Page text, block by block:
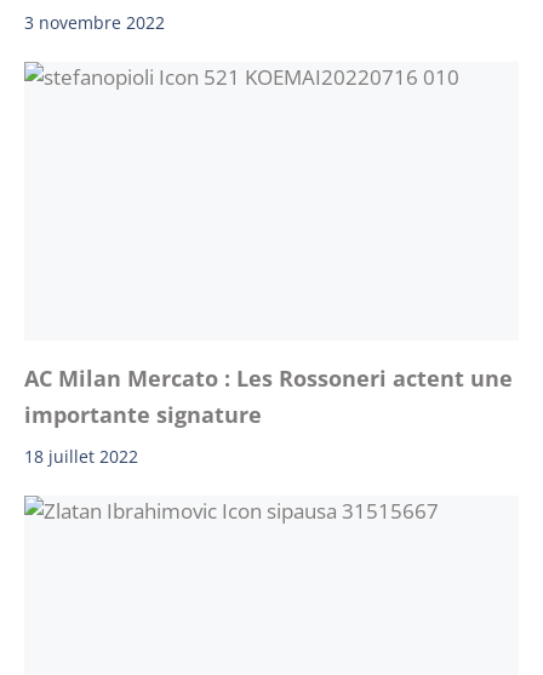
3 novembre 2022
AC Milan Mercato : Les Rossoneri actent une
importante signature
18 juillet 2022